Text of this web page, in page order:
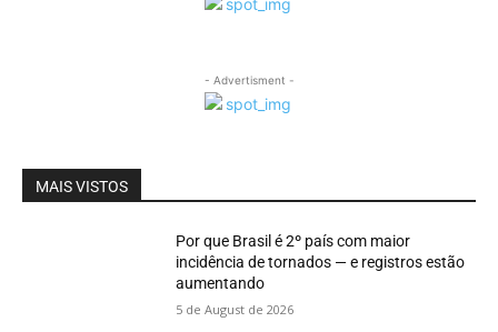
- Advertisment -
MAIS VISTOS
Por que Brasil é 2º país com maior
incidência de tornados — e registros estão
aumentando
5 de August de 2026